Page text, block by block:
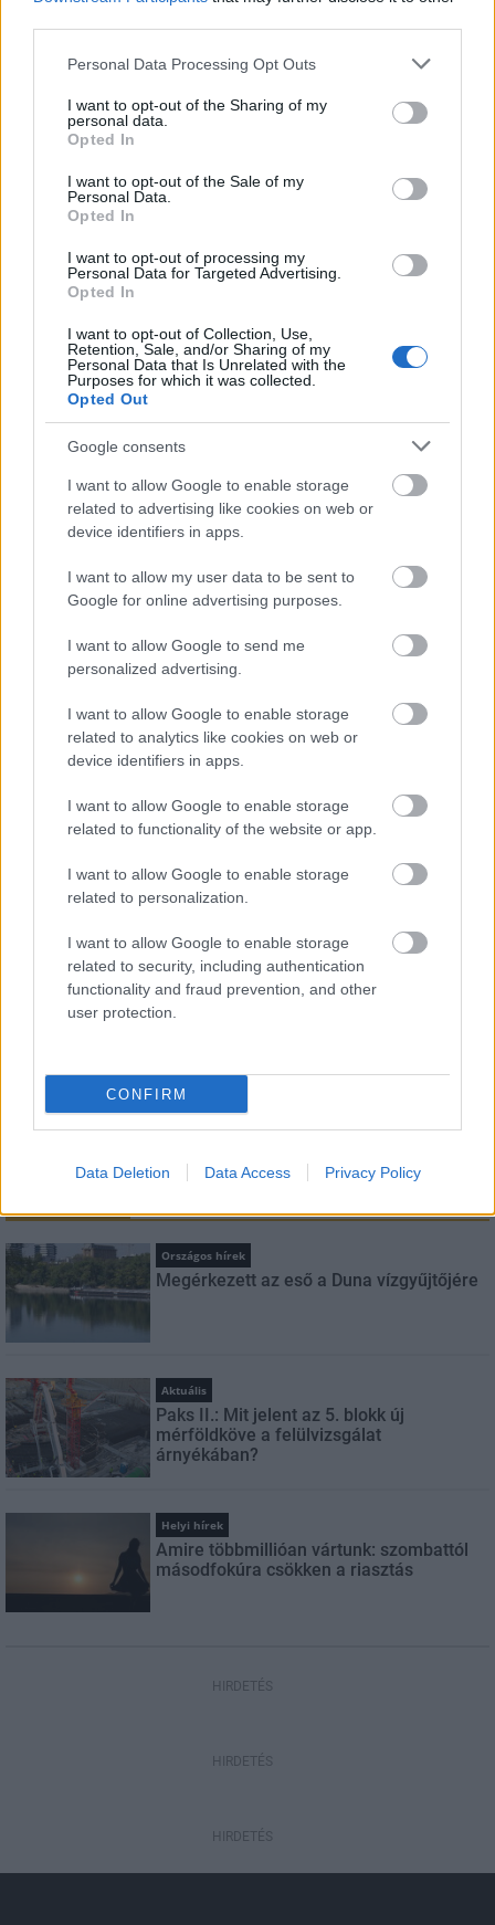
Please note that this website/app uses one or more Google
not limited to your visit or usage behaviour. You may click to
grant or deny consent to Google and its third-party tags to
use your data for below specified purposes in below Google
consent section.
Personal Data Processing Opt Outs
I want to opt-out of the Sharing of my
personal data.
Opted In
I want to opt-out of the Sale of my
Personal Data.
Opted In
I want to opt-out of processing my
Personal Data for Targeted Advertising.
Opted In
I want to opt-out of Collection, Use,
Retention, Sale, and/or Sharing of my
Personal Data that Is Unrelated with the
Purposes for which it was collected.
Opted Out
Google consents
I want to allow Google to enable storage
related to advertising like cookies on web or
device identifiers in apps.
I want to allow my user data to be sent to
Google for online advertising purposes.
I want to allow Google to send me
personalized advertising.
I want to allow Google to enable storage
related to analytics like cookies on web or
device identifiers in apps.
I want to allow Google to enable storage
related to functionality of the website or app.
I want to allow Google to enable storage
related to personalization.
I want to allow Google to enable storage
related to security, including authentication
functionality and fraud prevention, and other
user protection.
CONFIRM
Data Deletion Data Access Privacy Policy
Másfélszeresére bővítik
Hódmezővásárhely jó hírű református
AJÁNLJUK MÉG
Országos hírek
Újabb településekkel lépett előre a tizennégy megyére
kiterjedő állomásfelújítási program
HÍRLEVÉL
E-mail cím
FELIRATKOZÁS
Országos hírek
Megérkezett az eső a Duna vízgyűjtőjére
Aktuális
Paks II.: Mit jelent az 5. blokk új
mérföldköve a felülvizsgálat
árnyékában?
Helyi hírek
Amire többmillióan vártunk: szombattól
másodfokúra csökken a riasztás
HIRDETÉS
HIRDETÉS
HIRDETÉS